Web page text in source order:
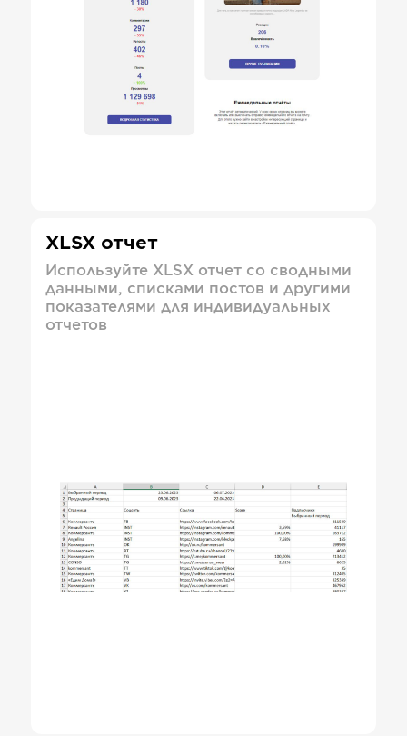
XLSX отчет
Используйте XLSX отчет со сводными
данными, списками постов и другими
показателями для индивидуальных
отчетов